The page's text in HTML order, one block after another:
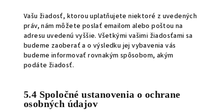
Vašu žiadosť, ktorou uplatňujete niektoré z uvedených
práv, nám môžete poslať emailom alebo poštou na
adresu uvedenú vyššie. Všetkými vašimi žiadosťami sa
budeme zaoberať a o výsledku jej vybavenia vás
budeme informovať rovnakým spôsobom, akým
podáte žiadosť.
5.4 Spoločné ustanovenia o ochrane
osobných údajov